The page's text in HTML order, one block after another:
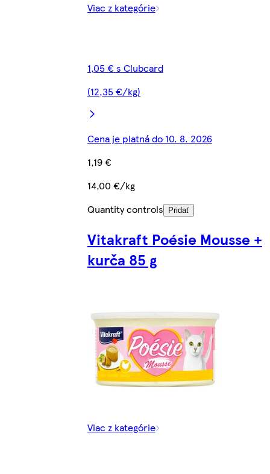
Viac z kategórie
1,05 € s Clubcard
(12,35 €/kg)
Cena je platná do 10. 8. 2026
1,19 €
14,00 €/kg
Quantity controls
Pridať
Vitakraft Poésie Mousse +
kurča 85 g
Viac z kategórie